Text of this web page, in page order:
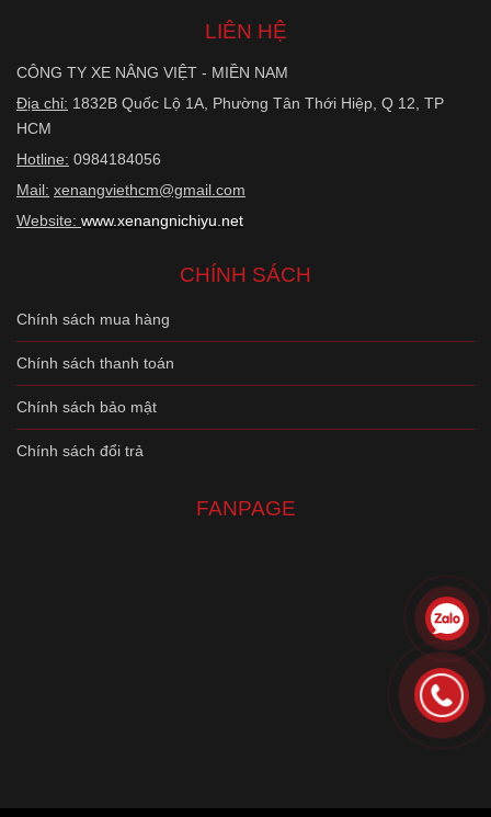
LIÊN HỆ
CÔNG TY XE NÂNG VIỆT - MIỀN NAM
Địa chỉ: 1832B Quốc Lộ 1A, Phường Tân Thới Hiệp, Q 12, TP
HCM
Hotline: 0984184056
Mail: xenangviethcm@gmail.com
Website: www.xenangnichiyu.net
CHÍNH SÁCH
Chính sách mua hàng
Chính sách thanh toán
Chính sách bảo mật
Chính sách đổi trả
FANPAGE